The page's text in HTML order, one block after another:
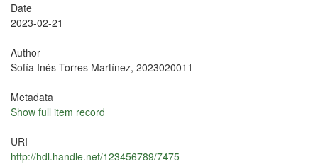
Date
2023-02-21
Author
Sofía Inés Torres Martínez, 2023020011
Metadata
Show full item record
URI
http://hdl.handle.net/123456789/7475